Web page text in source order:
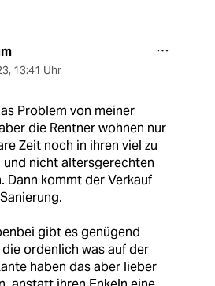
, 13:41 Uhr
Problem von meiner
die Rentner wohnen nur
Zeit noch in ihren viel zu
und nicht altersgerechten
Dann kommt der Verkauf
gibt es genügend
die ordenlich was auf der
haben das aber lieber